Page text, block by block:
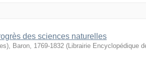
des sciences naturelles
Baron, 1769-1832 (Librairie Encyclopédique